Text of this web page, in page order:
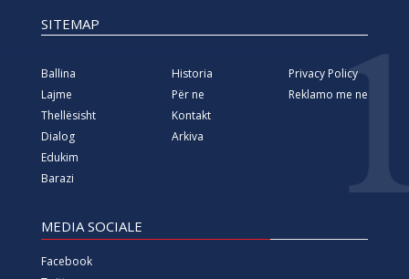
SITEMAP
Ballina
Lajme
Thellësisht
Dialog
Edukim
Barazi
Historia
Për ne
Kontakt
Arkiva
Privacy Policy
Reklamo me ne
MEDIA SOCIALE
Facebook